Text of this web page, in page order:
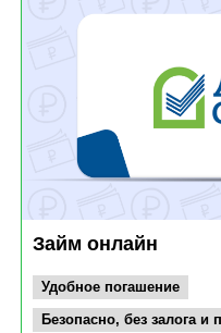
Займ онлайн
Удобное погашение
Безопасно, без залога и